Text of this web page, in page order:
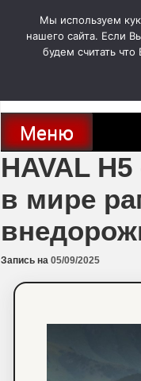
содержимому
Новости про современные
и
Меню
HAVAL
в мире
Запись на 05/09/2025
Мы используем
нашего сайта. Если
будем считать что